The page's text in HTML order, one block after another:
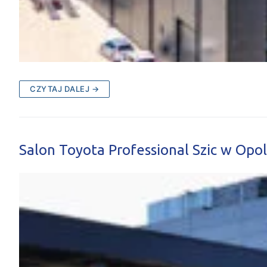
CZYTAJ DALEJ →
Salon Toyota Professional Szic w